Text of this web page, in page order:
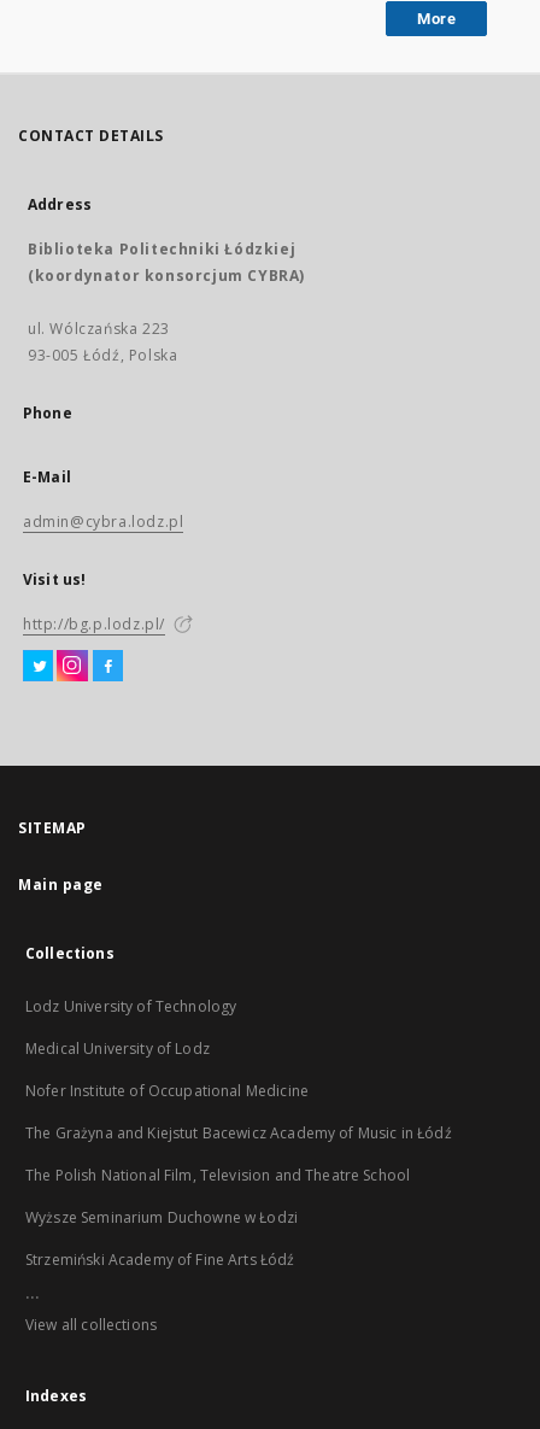
More
CONTACT DETAILS
Address
Biblioteka Politechniki Łódzkiej
(koordynator konsorcjum CYBRA)
ul. Wólczańska 223
93-005 Łódź, Polska
Phone
E-Mail
admin@cybra.lodz.pl
Visit us!
http://bg.p.lodz.pl/
SITEMAP
Main page
Collections
Lodz University of Technology
Medical University of Lodz
Nofer Institute of Occupational Medicine
The Grażyna and Kiejstut Bacewicz Academy of Music in Łódź
The Polish National Film, Television and Theatre School
Wyższe Seminarium Duchowne w Łodzi
Strzemiński Academy of Fine Arts Łódź
...
View all collections
Indexes